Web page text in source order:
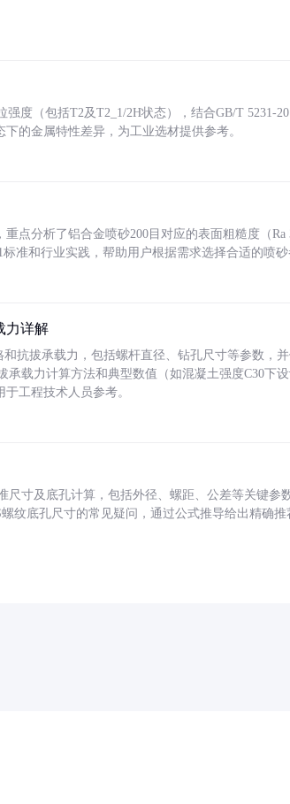
度（包括T2及T2_1/2H状态），结合GB/T 5231-
的金属特性差异，为工业选材提供参考。
点分析了铝合金喷砂200目对应的表面粗糙度（
准和行业实践，帮助用户根据需求选择合适的喷砂
力详解
抗拔承载力，包括螺杆直径、钻孔尺寸等参数，
承载力计算方法和典型数值（如混凝土强度C30下
工程技术人员参考。
尺寸及底孔计算，包括外径、螺距、公差等关键参
螺纹底孔尺寸的常见疑问，通过公式推导给出精确